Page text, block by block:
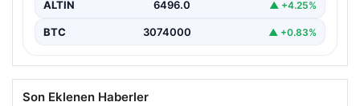
ALTIN 6496.0 ▲ +4.25%
BTC 3074000 ▲ +0.83%
Son Eklenen Haberler